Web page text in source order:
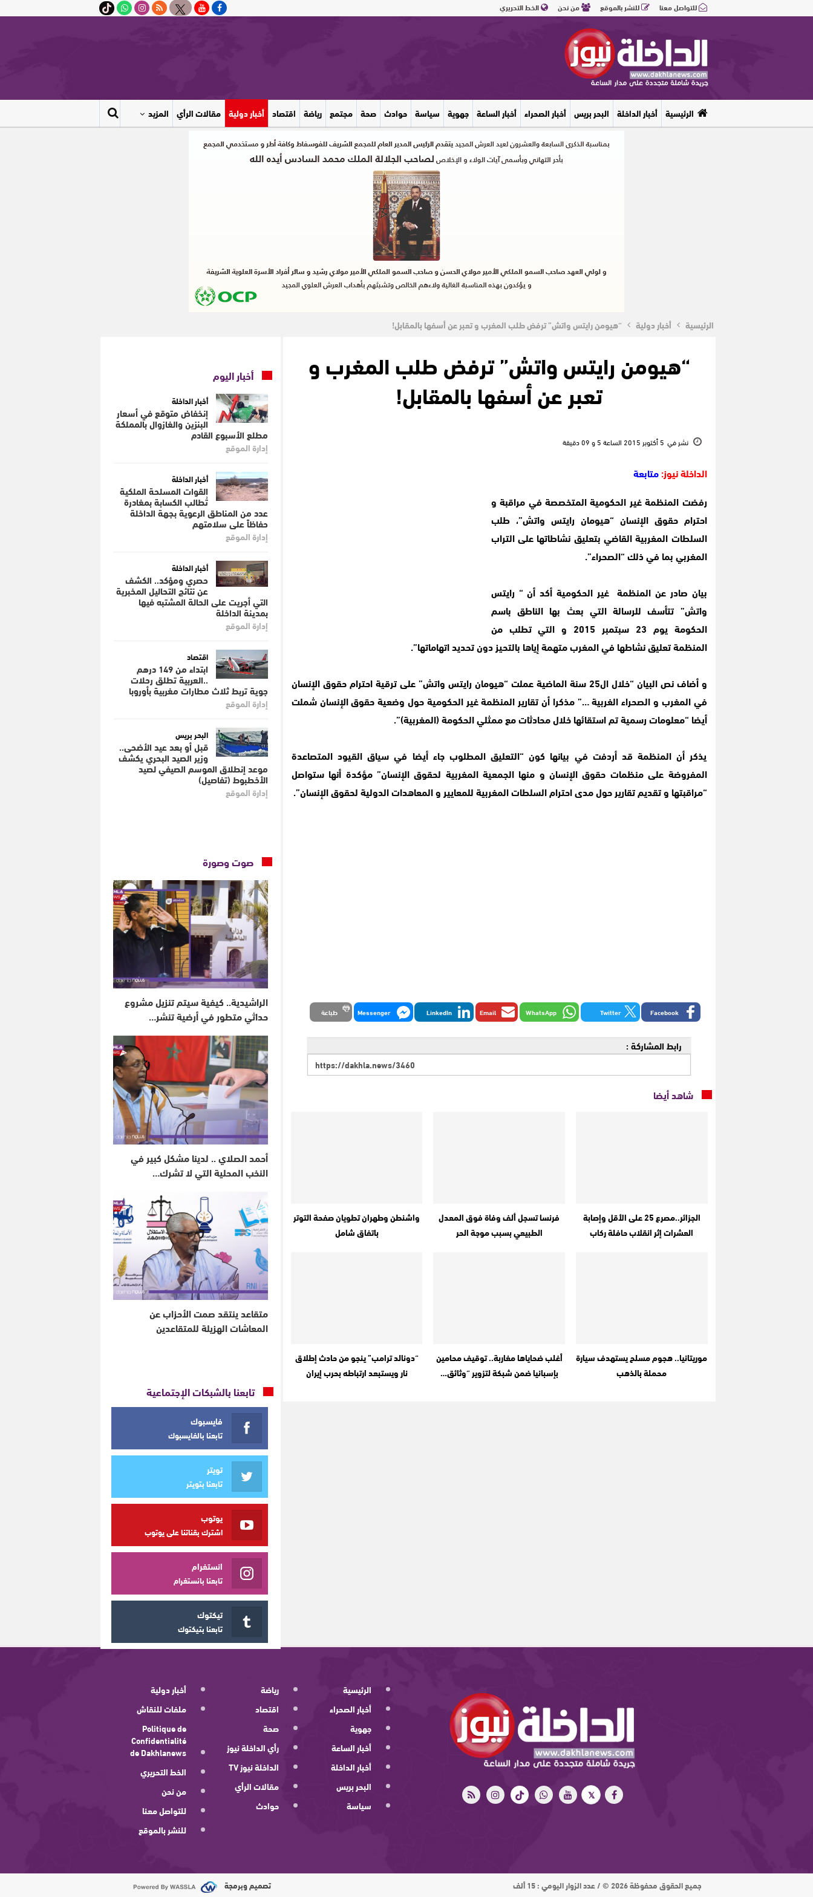
للتواصل معنا للنشر بالموقع من نحن الخط التحريري
الرئيسية أخبار الداخلة البحر بريس أخبار الصحراء أخبار الساعة جهوية سياسة حوادث صحة مجتمع رياضة اقتصاد أخبار دولية مقالات الرأي المزيد
الرئيسية أخبار دولية “هيومن رايتس واتش” ترفض طلب المغرب و تعبر عن أسفها بالمقابل!
“هيومن رايتس واتش” ترفض طلب المغرب و
تعبر عن أسفها بالمقابل!
نشر في 5 أكتوبر 2015 الساعة 5 و 09 دقيقة
الداخلة نيوز:متابعة
رفضت المنظمة غير الحكومية المتخصصة في مراقبة و
احترام حقوق الإنسان “هيومان رايتس واتش”، طلب
السلطات المغربية القاضي بتعليق نشاطاتها على التراب
المغربي بما في ذلك “الصحراء”.
بيان صادر عن المنظمة غير الحكومية أكد أن “ رايتس
واتش” تتأسف للرسالة التي بعث بها الناطق باسم
الحكومة يوم 23 سبتمبر 2015 و التي تطلب من
المنظمة تعليق نشاطها في المغرب متهمة إياها بالتحيز دون تحديد اتهاماتها”.
و أضاف نص البيان “خلال ال25 سنة الماضية عملت “هيومان رايتس واتش” على ترقية احترام حقوق الإنسان
في المغرب و الصحراء الغربية …” مذكرا أن تقارير المنظمة غير الحكومية حول وضعية حقوق الإنسان شملت
أيضا “معلومات رسمية تم استقائها خلال محادثات مع ممثلي الحكومة (المغربية)”.
يذكر أن المنظمة قد أردفت في بيانها كون “التعليق المطلوب جاء أيضا في سياق القيود المتصاعدة
المفروضة على منظمات حقوق الإنسان و منها الجمعية المغربية لحقوق الإنسان” مؤكدة أنها ستواصل
“مراقبتها و تقديم تقارير حول مدى احترام السلطات المغربية للمعايير و المعاهدات الدولية لحقوق الإنسان”.
Facebook
Twitter
WhatsApp
Email
LinkedIn
Messenger طباعة
رابط المشاركة :
شاهد أيضا
الجزائر..مصرع 25 على الأقل وإصابة
العشرات إثر انقلاب حافلة ركاب
فرنسا تسجل ألف وفاة فوق المعدل
الطبيعي بسبب موجة الحر
واشنطن وطهران تطويان صفحة التوتر
باتفاق شامل
موريتانيا.. هجوم مسلح يستهدف سيارة
محملة بالذهب
أغلب ضحاياها مغاربة.. توقيف محامين
بإسبانيا ضمن شبكة لتزوير “وثائق…
“دونالد ترامب” ينجو من حادث إطلاق
نار ويستبعد ارتباطه بحرب إيران
أخبار اليوم
أخبار الداخلة
إنخفاض متوقع في أسعار
البنزين والغازوال بالمملكة
مطلع الأسبوع القادم
إدارة الموقع
أخبار الداخلة
القوات المسلحة الملكية
تُطالب الكسابة بمغادرة
عدد من المناطق الرعوية بجهة الداخلة
حفاظاً على سلامتهم
إدارة الموقع
أخبار الداخلة
حصري ومؤكد.. الكشف
عن نتائج التحاليل المخبرية
التي أجريت على الحالة المشتبه فيها
بمدينة الداخلة
إدارة الموقع
اقتصاد
ابتداء من 149 درهم
..العربية تطلق رحلات
جوية تربط ثلاث مطارات مغربية بأوروبا
إدارة الموقع
البحر بريس
قبل أو بعد عيد الأضحى..
وزير الصيد البحري يكشف
موعد إنطلاق الموسم الصيفي لصيد
الأخطبوط (تفاصيل)
إدارة الموقع
صوت وصورة
الراشيدية.. كيفية سيتم تنزيل مشروع
حداثي متطور في أرضية تنشر…
أحمد الصلاي .. لدينا مشكل كبير في
النخب المحلية التي لا تشرك…
متقاعد ينتقد صمت الأحزاب عن
المعاشات الهزيلة للمتقاعدين
تابعنا بالشبكات الإجتماعية
فايسبوك
تابعنا بالفايسبوك
تويتر
تابعنا بتويتر
يوتوب
اشترك بقناتنا على يوتوب
انستغرام
تابعنا بانستغرام
تيكتوك
تابعنا بتيكتوك
الرئيسية
أخبار الصحراء
جهوية
أخبار الساعة
أخبار الداخلة
البحر بريس
سياسة
رياضة
اقتصاد
صحة
رأي الداخلة نيوز
الداخلة نيوز TV
مقالات الرأي
حوادث
أخبار دولية
ملفات للنقاش
Politique de
Confidentialité
de Dakhlanews
الخط التحريري
من نحن
للتواصل معنا
للنشر بالموقع
جميع الحقوق محفوظة 2026 © / عدد الزوار اليومي : 15 ألف تصميم وبرمجة